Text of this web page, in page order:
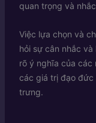
quan trọng và
Việc lựa chọn và
hỏi sự cân nhắc
rõ ý nghĩa của các
các giá trị đạo
trưng.